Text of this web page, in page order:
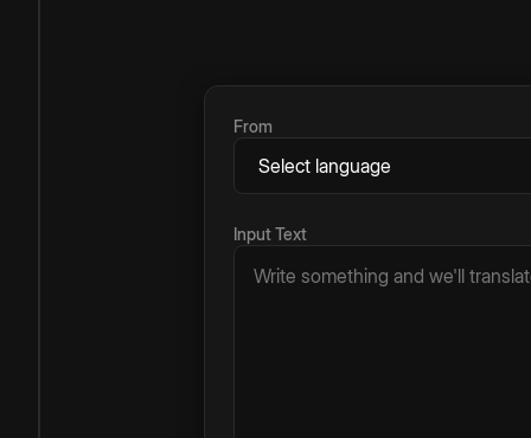
From
Input Text